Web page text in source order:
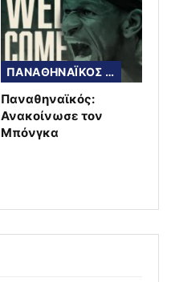
ΠΑΝΑΘΗΝΑΪΚΟΣ ΜΠΑΣΚΕΤ
Παναθηναϊκός:
Ανακοίνωσε τον
Μπόνγκα